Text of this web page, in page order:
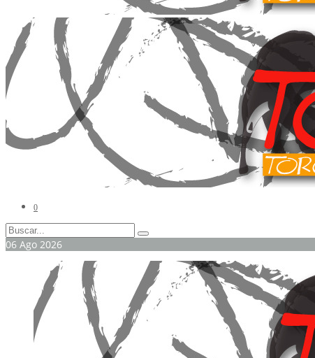
0
06 Ago 2026